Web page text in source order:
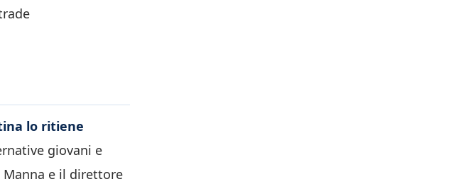
lo ritiene
giovani e
e il direttore